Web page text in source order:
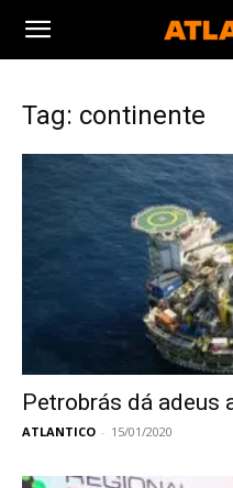
Tag: continente
Petrobrás dá adeus
ATLANTICO - 15/01/2020